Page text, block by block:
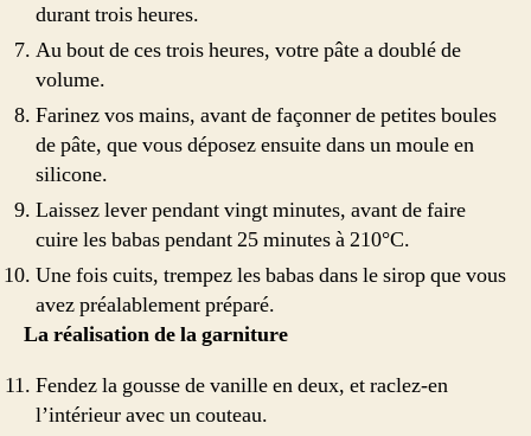
durant trois heures.
Au bout de ces trois heures, votre pâte a doublé de
volume.
Farinez vos mains, avant de façonner de petites boules
de pâte, que vous déposez ensuite dans un moule en
silicone.
Laissez lever pendant vingt minutes, avant de faire
cuire les babas pendant 25 minutes à 210°C.
Une fois cuits, trempez les babas dans le sirop que vous
avez préalablement préparé.
La réalisation de la garniture
Fendez la gousse de vanille en deux, et raclez-en
l’intérieur avec un couteau.